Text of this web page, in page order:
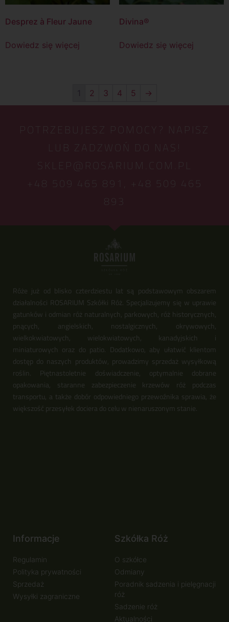
Desprez à Fleur Jaune
Dowiedz się więcej
Divina®
Dowiedz się więcej
1 2 3 4 5 →
POTRZEBUJESZ POMOCY? NAPISZ
LUB ZADZWOŃ DO NAS!
SKLEP@ROSARIUM.COM.PL
+48 509 465 891,
+48 509 465
893
Róże już od blisko czterdziestu lat są podstawowym obszarem
działalności ROSARIUM Szkółki Róż. Specjalizujemy się w uprawie
gatunków i odmian róż naturalnych, parkowych, róż historycznych,
pnących, angielskich, nostalgicznych, okrywowych,
wielkokwiatowych, wielokwiatowych, kanadyjskich i
miniaturowych oraz do patio. Dodatkowo, aby ułatwić klientom
dostęp do naszych produktów, prowadzimy sprzedaż wysyłkową
roślin. Piętnastoletnie doświadczenie, optymalnie dobrane
opakowania, staranne zabezpieczenie krzewów róż podczas
transportu, a także dobór odpowiedniego przewoźnika sprawia, że
większość przesyłek dociera do celu w nienaruszonym stanie.
Informacje
Regulamin
Polityka prywatności
Sprzedaż
Wysyłki zagraniczne
Szkółka Róż
O szkółce
Odmiany
Poradnik sadzenia i pielęgnacji
róż
Sadzenie róż
Aktualności